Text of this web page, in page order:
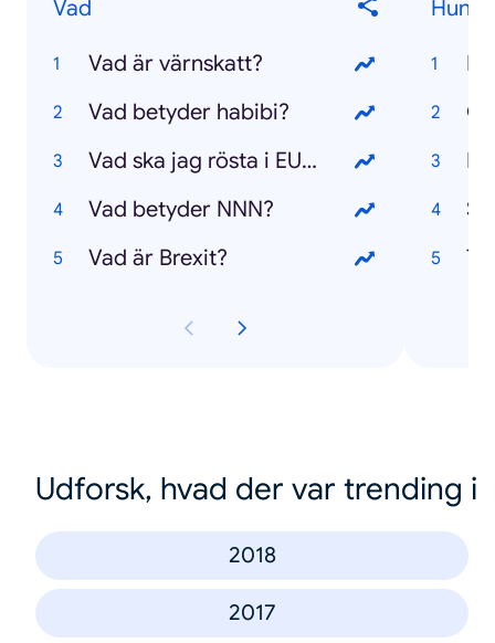
Vad
Vad är värnskatt?
Vad betyder habibi?
Vad ska jag rösta i EU-valet?
Vad betyder NNN?
Vad är Brexit?
Udforsk, hvad der var trending i
2018
2017